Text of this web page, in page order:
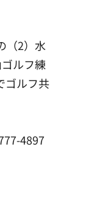
（2）水
ルフ練
ゴルフ共
4897